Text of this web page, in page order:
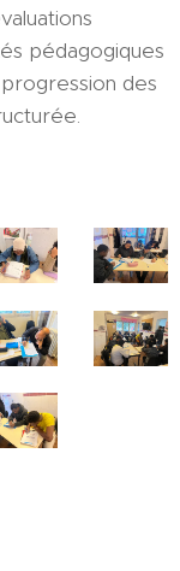
pédagogiques
des